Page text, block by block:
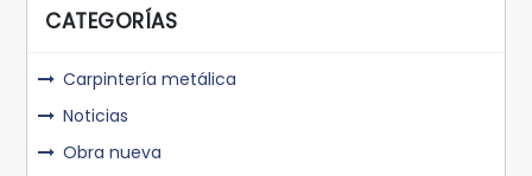
CATEGORÍAS
Carpintería metálica
Noticias
Obra nueva